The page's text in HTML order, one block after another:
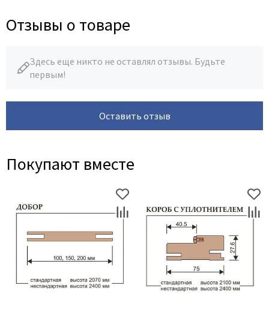
Отзывы о товаре
Здесь еще никто не оставлял отзывы. Будьте
первым!
Оставить отзыв
Покупают вместе